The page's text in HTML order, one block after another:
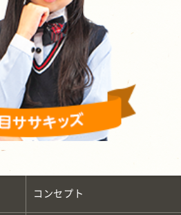
コンセプト